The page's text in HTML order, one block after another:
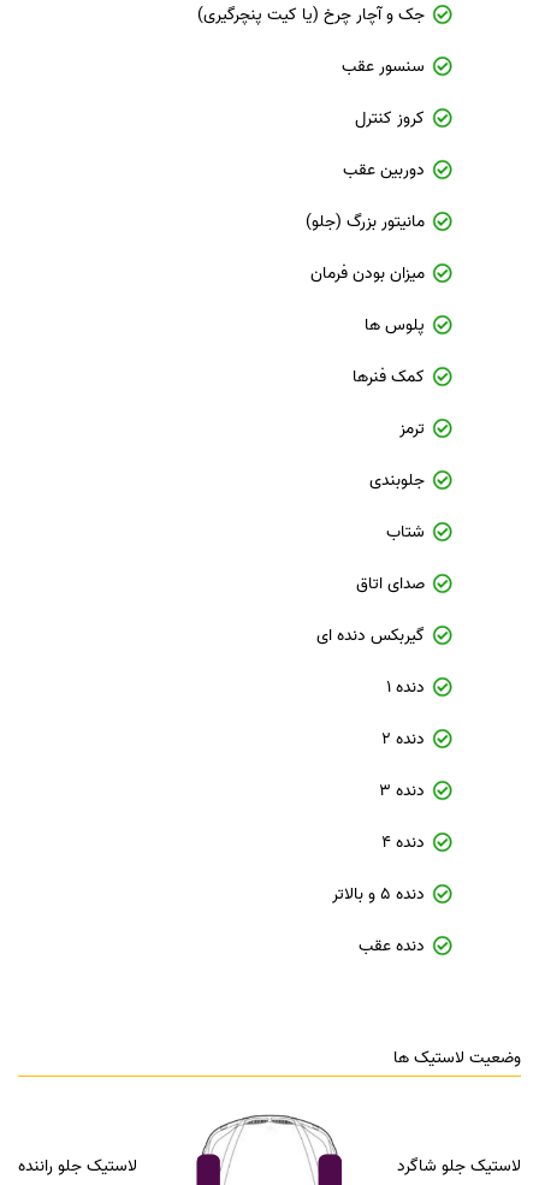
جک و آچار چرخ (یا کیت پنچرگیری)
سنسور عقب
کروز کنترل
دوربین عقب
مانیتور بزرگ (جلو)
میزان بودن فرمان
پلوس ها
کمک فنرها
ترمز
جلوبندی
شتاب
صدای اتاق
گیربکس دنده ای
دنده 1
دنده 2
دنده 3
دنده 4
دنده 5 و بالاتر
دنده عقب
وضعیت لاستیک ها
لاستیک جلو راننده
لاستیک جلو شاگرد